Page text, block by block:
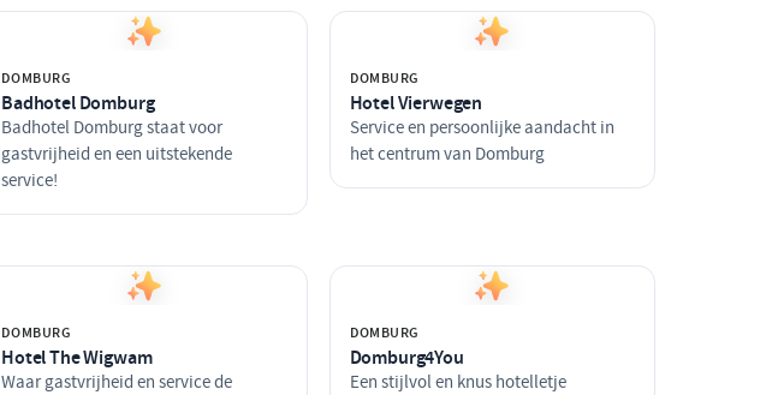
DOMBURG
Badhotel Domburg
Badhotel Domburg staat voor
gastvrijheid en een uitstekende
service!
DOMBURG
Hotel Vierwegen
Service en persoonlijke aandacht in
het centrum van Domburg
DOMBURG
Hotel The Wigwam
Waar gastvrijheid en service de
DOMBURG
Domburg4You
Een stijlvol en knus hotelletje